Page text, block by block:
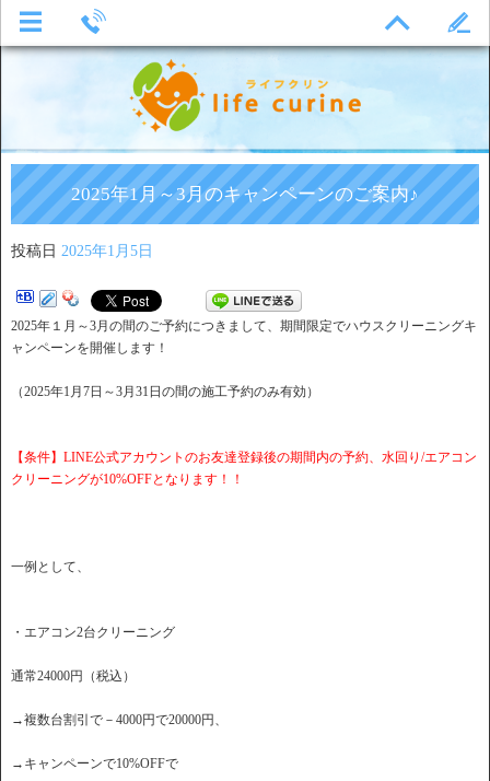
2025年1月～3月のキャンペーンのご案内♪
投稿日 2025年1月5日
2025年１月～3月の間のご予約につきまして、期間限定でハウスクリーニングキ
ャンペーンを開催します！
（2025年1月7日～3月31日の間の施工予約のみ有効）
【条件】LINE公式アカウントのお友達登録後の期間内の予約、水回り/エアコン
クリーニングが10%OFFとなります！！
一例として、
・エアコン2台クリーニング
通常24000円（税込）
→複数台割引で－4000円で20000円、
→キャンペーンで10%OFFで